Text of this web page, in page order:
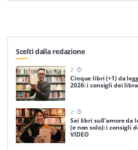
nostra newsletter
Iscriviti
Scelti dalla redazione
2'
Cinque libri (+1) da
2026: i consigli dei
2'
Sei libri sull’amore da
(e non solo): i consigli
VIDEO